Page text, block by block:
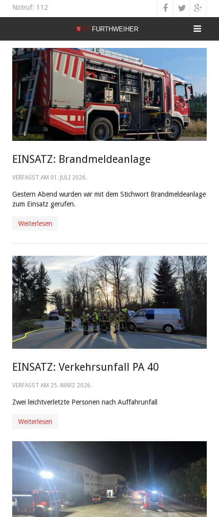
Notruf: 112
EINSATZ: Brandmeldeanlage
VERFASST AM 01. JULI 2026.
Gestern Abend wurden wir mit dem Stichwort Brandmeldeanlage
zum Einsatz gerufen.
Weiterlesen
EINSATZ: Verkehrsunfall PA 40
VERFASST AM 25. MÄRZ 2026.
Zwei leichtverletzte Personen nach Auffahrunfall
Weiterlesen